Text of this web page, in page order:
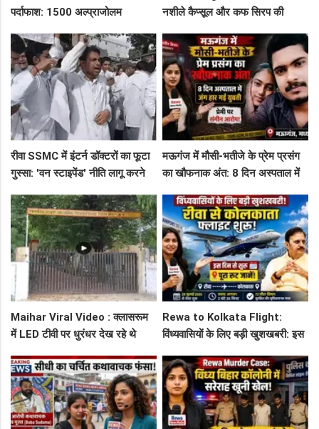
पर्दाफाश: 1500 अल्प्राजोलम
सप्लाई चेन
नशीले कैप्सूल और कफ सिरप की
के पीछे
रीवा SSMC में इंटर्न डॉक्टरों का फूटा
गुस्सा: 'वन स्टाइपेंड' नीति लागू करने
छात्र
मऊगंज में मौसी-भतीजे के प्रेम प्रसंग
का खौफनाक अंत: 8 दिन अस्पताल में
आरोप!
Maihar Viral Video : क्लासरूम
में LED टीवी पर धुरंधर देख रहे थे
शिकायत
Rewa to Kolkata Flight:
विंध्यवासियों के लिए बड़ी खुशखबरी: इस
फ्लाइट, जानें पूरा रूट!